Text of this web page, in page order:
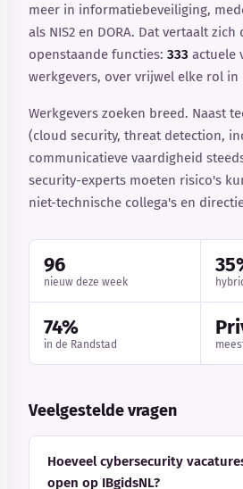
meer in informatiebeveiliging,
als NIS2 en DORA. Dat vertaalt
openstaande functies: 333 actuele
werkgevers, over vrijwel elke rol in
Werkgevers zoeken breed. Naast
(cloud security, threat detection,
communicatieve vaardigheid
security-experts moeten risico's
niet-technische collega's en
96
nieuw deze week
74%
in de Randstad
Veelgestelde vragen
Hoeveel cybersecurity
open op IBgidsNL?